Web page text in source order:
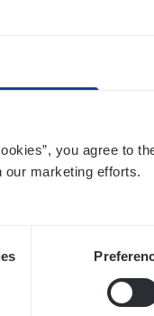
you agree to
marketing efforts.
Antwerpen